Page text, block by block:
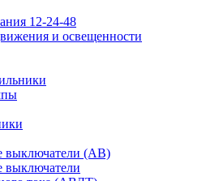
12-24-48
и освещенности
выключатели (АВ)
выключатели